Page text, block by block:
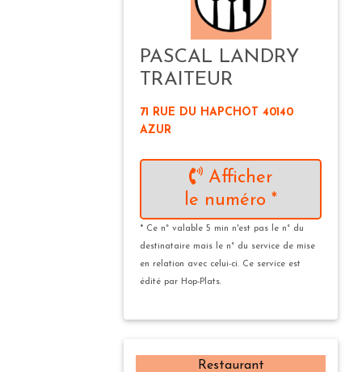
PASCAL LANDRY
TRAITEUR
71 RUE DU HAPCHOT 40140
AZUR
Afficher
le numéro *
* Ce n° valable 5 min n'est pas le n° du
destinataire mais le n° du service de mise
en relation avec celui-ci. Ce service est
édité par Hop-Plats.
Restaurant